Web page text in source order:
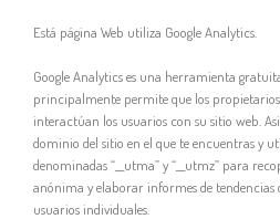
Está página Web utiliza Google Analytics.
Google Analytics es una herramienta
principalmente permite que los
interactúan los usuarios con su sitio web.
dominio del sitio en el que te encuentras y
denominadas “__utma” y “__utmz” para
anónima y elaborar informes de tendencias
usuarios individuales.